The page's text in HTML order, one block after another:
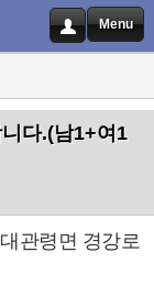
Menu
다.(남1+여1
관령면 경강로